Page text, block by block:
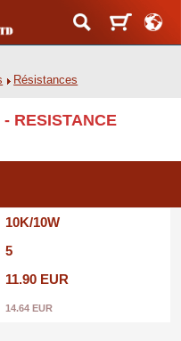
Résistances
RESISTANCE
10K/10W
5
11.90 EUR
14.64 EUR